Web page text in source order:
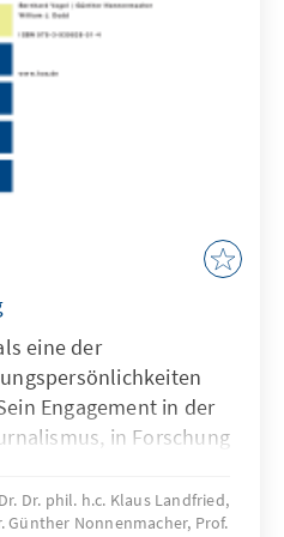
oder „Die
wurde die
einer kritischen
und
inhaltlichen wie
Vertreter des
der
dem In- und
der deutschen
Band
aller Themenforen
und gibt damit
eine der
Engagement in der
in Forschung
und den
Deutschland. Man
Dr. phil. h.c. Klaus Landfried,
Günther Nonnenmacher, Prof.